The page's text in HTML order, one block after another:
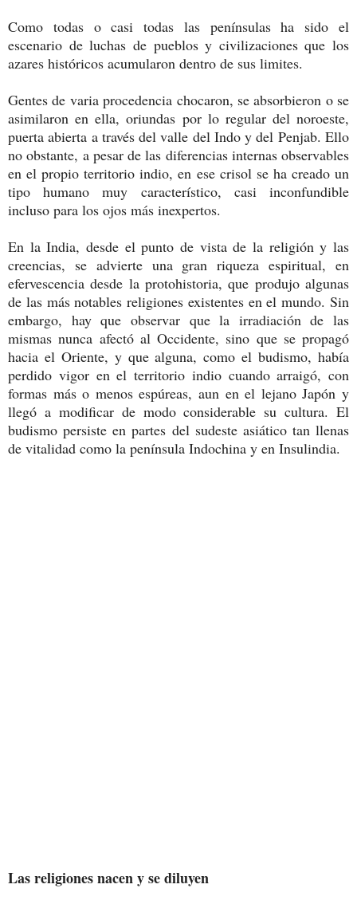
Como todas o casi todas las penínsulas ha sido el
escenario de luchas de pueblos y civilizaciones que los
azares históricos acumularon dentro de sus limites.
Gentes de varia procedencia chocaron, se absorbieron o se
asimilaron en ella, oriundas por lo regular del noroeste,
puerta abierta a través del valle del Indo y del Penjab. Ello
no obstante, a pesar de las diferencias internas observables
en el propio territorio indio, en ese crisol se ha creado un
tipo humano muy característico, casi inconfundible
incluso para los ojos más inexpertos.
En la India, desde el punto de vista de la religión y las
creencias, se advierte una gran riqueza espiritual, en
efervescencia desde la protohistoria, que produjo algunas
de las más notables religiones existentes en el mundo. Sin
embargo, hay que observar que la irradiación de las
mismas nunca afectó al Occidente, sino que se propagó
hacia el Oriente, y que alguna, como el budismo, había
perdido vigor en el territorio indio cuando arraigó, con
formas más o menos espúreas, aun en el lejano Japón y
llegó a modificar de modo considerable su cultura. El
budismo persiste en partes del sudeste asiático tan llenas
de vitalidad como la península Indochina y en Insulindia.
Las religiones nacen y se diluyen